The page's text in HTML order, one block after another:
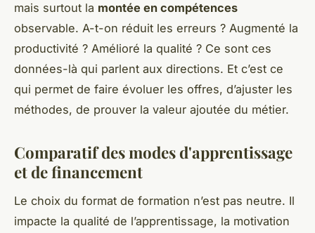
mais surtout la montée en compétences
observable. A-t-on réduit les erreurs ? Augmenté la
productivité ? Amélioré la qualité ? Ce sont ces
données-là qui parlent aux directions. Et c’est ce
qui permet de faire évoluer les offres, d’ajuster les
méthodes, de prouver la valeur ajoutée du métier.
Comparatif des modes d'apprentissage
et de financement
Le choix du format de formation n’est pas neutre. Il
impacte la qualité de l’apprentissage, la motivation